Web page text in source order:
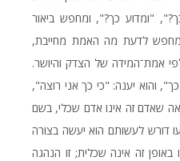
"ומדוע כך?", ומחפש ביאור
מחפש לדעת מה האמת מחייבת,
לפי אמת־המידה של הצדק והיושר.
והוא יענה: "כי כך אני רוצה",
שאדם זה אינו אדם שכלי, בשם
דורש לעשותם הוא יעשה בצורה
זה אינה שכלית; זו הנהגה